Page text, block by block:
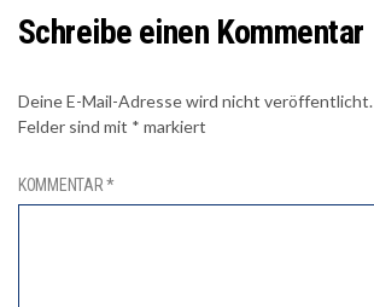
Schreibe einen Kommentar
Deine E-Mail-Adresse wird nicht veröffentlicht.
Felder sind mit * markiert
KOMMENTAR*